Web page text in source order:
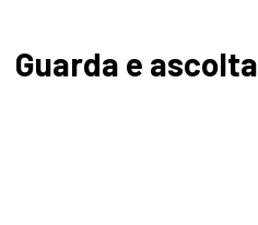
Guarda e ascolta